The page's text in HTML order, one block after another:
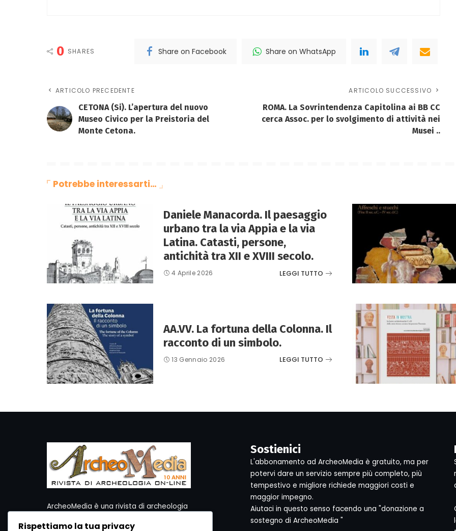
0 SHARES Share on Facebook Share on WhatsApp
ARTICOLO PRECEDENTE
CETONA (Si). L’apertura del nuovo
Museo Civico per la Preistoria del
Monte Cetona.
ARTICOLO SUCCESSIVO
ROMA. La Sovrintendenza Capitolina ai BB CC
cerca Assoc. per lo svolgimento di attività nei
Musei ..
Potrebbe interessarti…
Daniele Manacorda. Il paesaggio
urbano tra la via Appia e la via
Latina. Catasti, persone,
antichità tra XII e XVIII secolo.
4 Aprile 2026 LEGGI TUTTO
AA.VV. La fortuna della Colonna. Il
racconto di un simbolo.
13 Gennaio 2026 LEGGI TUTTO
ArcheoMedia è una rivista di archeologia
Sostienici
L'abbonamento ad ArcheoMedia è gratuito, ma per
potervi dare un servizio sempre più completo, più
tempestivo e migliore richiede maggiori costi e
maggior impegno.
Aiutaci in questo senso facendo una "donazione a
sostegno di ArcheoMedia "
Rispettiamo la tua privacy